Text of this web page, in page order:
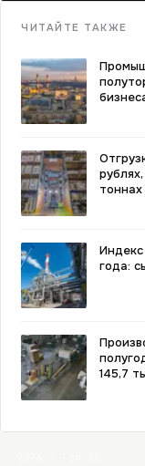
ЧИТАЙТЕ ТАКЖЕ
года:
145,7